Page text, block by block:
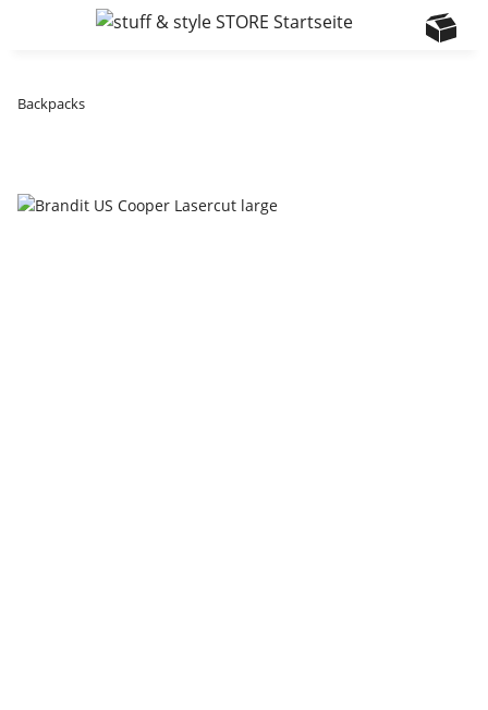
Backpacks